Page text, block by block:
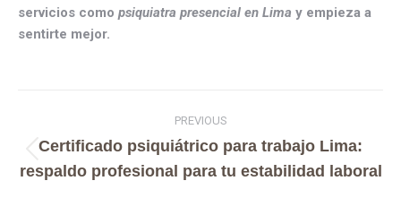
servicios como psiquiatra presencial en Lima y empieza a
sentirte mejor.
PREVIOUS
Certificado psiquiátrico para trabajo Lima:
respaldo profesional para tu estabilidad laboral